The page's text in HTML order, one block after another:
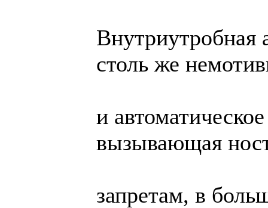
Внутриутробная
столь же
и
вызывающая
запретам, в